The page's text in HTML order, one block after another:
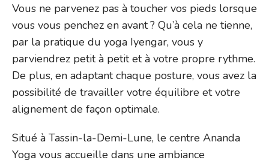
Vous ne parvenez pas à toucher vos pieds lorsque
vous vous penchez en avant ? Qu’à cela ne tienne,
par la pratique du yoga Iyengar, vous y
parviendrez petit à petit et à votre propre rythme.
De plus, en adaptant chaque posture, vous avez la
possibilité de travailler votre équilibre et votre
alignement de façon optimale.
Situé à Tassin-la-Demi-Lune, le centre Ananda
Yoga vous accueille dans une ambiance